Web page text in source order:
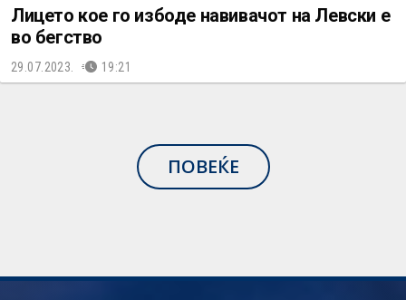
Лицето кое го избоде навивачот на Левски е
во бегство
29.07.2023. 19:21
ПОВЕЌЕ